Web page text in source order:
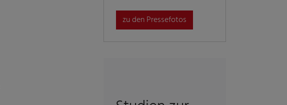
zu den Pressefotos